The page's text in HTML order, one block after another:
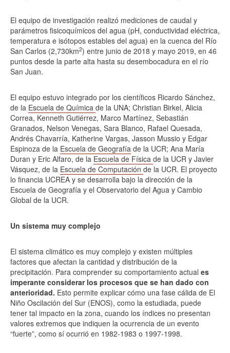
El equipo de investigación realizó mediciones de caudal y
parámetros fisicoquímicos del agua (pH, conductividad eléctrica,
temperatura e isótopos estables del agua) en la cuenca del Río
San Carlos (2,730km2) entre junio de 2018 y mayo 2019, en 46
puntos desde la parte alta hasta su desembocadura en el río
San Juan.
El equipo estuvo integrado por los científicos Ricardo Sánchez,
de la Escuela de Química de la UNA; Christian Birkel, Alicia
Correa, Kenneth Gutiérrez, Marco Martínez, Sebastián
Granados, Nelson Venegas, Sara Blanco, Rafael Quesada,
Andrés Chavarría, Katherine Vargas, Jasson Mussio y Edgar
Espinoza de la Escuela de Geografía de la UCR; Ana María
Duran y Eric Alfaro, de la Escuela de Física de la UCR y Javier
Vásquez, de la Escuela de Computación de la UCR. El proyecto
lo financia UCREA y se desarrolla bajo la dirección de la
Escuela de Geografía y el Observatorio del Agua y Cambio
Global de la UCR.
Un sistema muy complejo
El sistema climático es muy complejo y existen múltiples
factores que afectan la cantidad y distribución de la
precipitación. Para comprender su comportamiento actual es
imperante considerar los procesos que se han dado con
anterioridad. Esto permite explicar cómo una fase cálida de El
Niño Oscilación del Sur (ENOS), como la estudiada, puede
tener tal impacto en la zona, cuando los índices no presentan
valores extremos que indiquen la ocurrencia de un evento
“fuerte”, como sí ocurrió en 1982-1983 o 1997-1998.